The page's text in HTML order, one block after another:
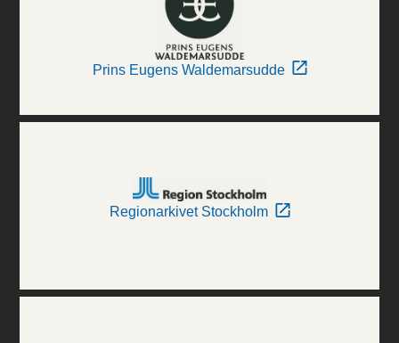
Prins Eugens Waldemarsudde
Regionarkivet Stockholm